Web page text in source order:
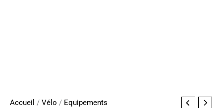
Accueil / Vélo / Equipements